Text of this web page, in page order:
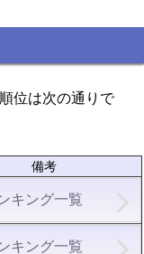
位は次の通りで
備考
キング一覧
キング一覧